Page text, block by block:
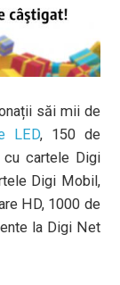
săi mii de
LED, 150 de
cartele Digi
Digi Mobil,
HD, 1000 de
la Digi Net